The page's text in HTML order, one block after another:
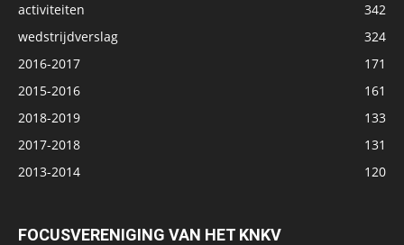
activiteiten
342
wedstrijdverslag
324
2016-2017
171
2015-2016
161
2018-2019
133
2017-2018
131
2013-2014
120
FOCUSVERENIGING VAN HET KNKV